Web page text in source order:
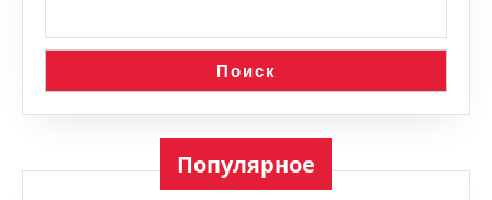
Поиск
Популярное